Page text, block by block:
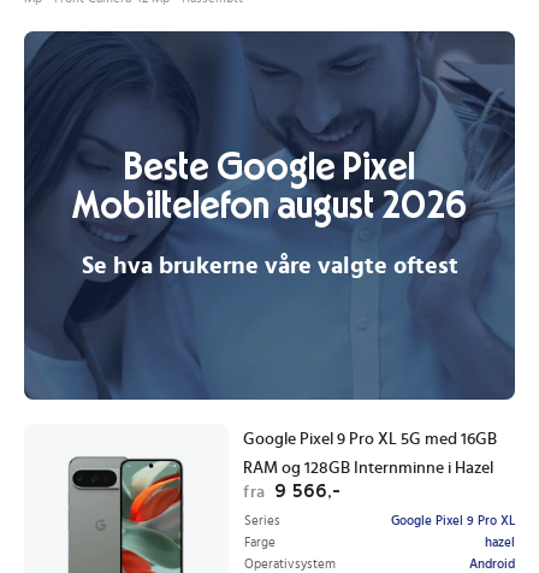
Beste Google Pixel
Mobiltelefon august 2026
Se hva brukerne våre valgte oftest
Google Pixel 9 Pro XL 5G med 16GB
RAM og 128GB Internminne i Hazel
fra
9 566,-
Series
Google Pixel 9 Pro XL
Farge
hazel
Operativsystem
Android